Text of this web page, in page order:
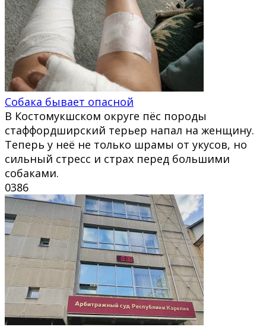
Собака бывает опасной
В Костомукшском округе пёс породы
стаффордширский терьер напал на женщину.
Теперь у неё не только шрамы от укусов, но
сильный стресс и страх перед большими
собаками.
0386